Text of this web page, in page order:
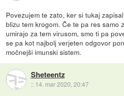
Povezujem te zato, ker si tukaj
blizu tem krogom. Če te pa res samo
umirajo za tem virusom, smo ti pa
se pa kot najbolj verjeten odgovor
močnejši imunski sistem.
Sheteentz
:: 14. mar 2020, 20:47